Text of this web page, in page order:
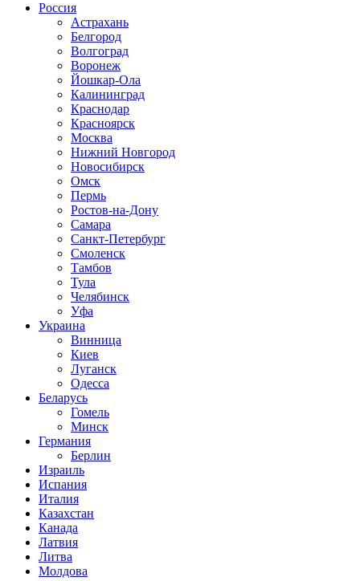
Россия
Астрахань
Белгород
Волгоград
Воронеж
Йошкар-Ола
Калининград
Краснодар
Красноярск
Москва
Нижний Новгород
Новосибирск
Омск
Пермь
Ростов-на-Дону
Самара
Санкт-Петербург
Смоленск
Тамбов
Тула
Челябинск
Уфа
Украина
Винница
Киев
Луганск
Одесса
Беларусь
Гомель
Минск
Германия
Берлин
Израиль
Испания
Италия
Казахстан
Канада
Латвия
Литва
Молдова